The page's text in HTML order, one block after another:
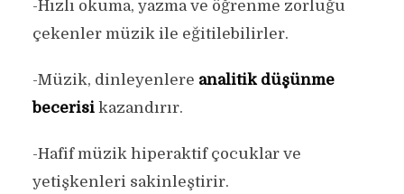
-Hızlı okuma, yazma ve öğrenme zorluğu
çekenler müzik ile eğitilebilirler.
-Müzik, dinleyenlere analitik düşünme
becerisikazandırır.
-Hafif müzik hiperaktif çocuklar ve
yetişkenleri sakinleştirir.